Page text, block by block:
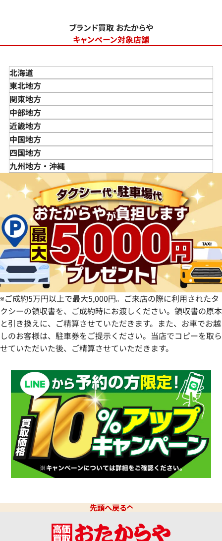
ブランド買取 おたからや
キャンペーン対象店舗
北海道
東北地方
青森県
岩手県
宮城県
秋田県
山形県
福島県
関東地方
東京都
神奈川県
埼玉県
千葉県
茨城県
栃木県
群馬県
中部地方
新潟県
富山県
石川県
山梨県
長野県
岐阜県
静岡県
愛知県
近畿地方
三重県
滋賀県
京都府
兵庫県
奈良県
和歌山県
中国地方
鳥取県
島根県
広島県
山口県
四国地方
徳島県
愛媛県
九州地方・沖縄
佐賀県
長崎県
熊本県
大分県
宮崎県
鹿児島県
※ご成約5万円以上で最大5,000円。ご来店の際に利用されたタ
クシーの領収書を、ご成約時にお渡しください。領収書の原本
と引き換えに、ご精算させていただきます。また、お車でお越
しのお客様は、駐車券をご提示ください。当店でコピーを取ら
せていただいた後、ご精算させていただきます。
先頭へ戻る